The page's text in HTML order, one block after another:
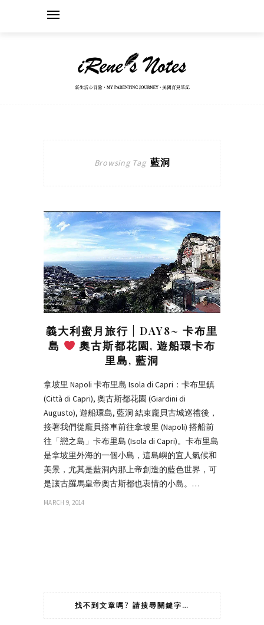
Browsing Tag 藍洞
義大利蜜月旅行 | DAY8~ 卡布里
島
奧古斯都花園, 遊船環卡布
里島, 藍洞
拿坡里 Napoli 卡布里島 Isola di Capri：卡布里鎮
(Città di Capri), 奧古斯都花園 (Giardini di
Augusto), 遊船環島, 藍洞 結束龐貝古城巡禮後，
接著我們從龐貝搭車前往拿坡里 (Napoli) 搭船前
往「戀之島」卡布里島 (Isola di Capri)。卡布里島
是拿坡里外海的一個小島，這島嶼的宜人氣候和
美景，尤其是藍洞內那上帝創造的藍色世界，可
是讓古羅馬皇帝奧古斯都也衷情的小島。…
MARCH 9, 2014
找不到文章嗎? 請搜尋關鍵字…